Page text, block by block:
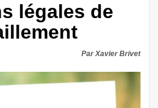
légales de
Par Xavier Brivet